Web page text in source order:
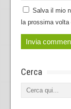
Salva il mio
la prossima volta
Cerca